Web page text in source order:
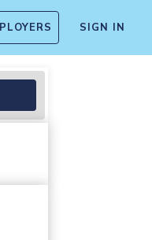
SIGN IN